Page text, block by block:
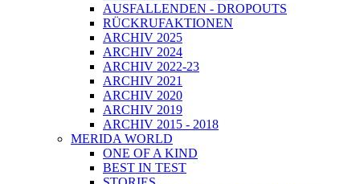
AUSFALLENDEN - DROPOUTS
RÜCKRUFAKTIONEN
ARCHIV 2025
ARCHIV 2024
ARCHIV 2022-23
ARCHIV 2021
ARCHIV 2020
ARCHIV 2019
ARCHIV 2015 - 2018
MERIDA WORLD
ONE OF A KIND
BEST IN TEST